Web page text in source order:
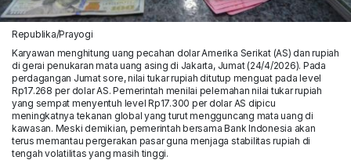
Republika/Prayogi
Karyawan menghitung uang pecahan dolar Amerika Serikat (AS) dan rupiah
di gerai penukaran mata uang asing di Jakarta, Jumat (24/4/2026). Pada
perdagangan Jumat sore, nilai tukar rupiah ditutup menguat pada level
Rp17.268 per dolar AS. Pemerintah menilai pelemahan nilai tukar rupiah
yang sempat menyentuh level Rp17.300 per dolar AS dipicu
meningkatnya tekanan global yang turut mengguncang mata uang di
kawasan. Meski demikian, pemerintah bersama Bank Indonesia akan
terus memantau pergerakan pasar guna menjaga stabilitas rupiah di
tengah volatilitas yang masih tinggi.